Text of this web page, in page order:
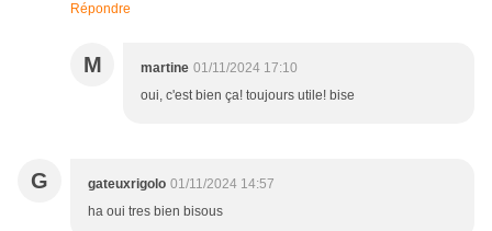
Répondre
M martine 01/11/2024 17:10
oui, c'est bien ça! toujours utile! bise
G gateuxrigolo 01/11/2024 14:57
ha oui tres bien bisous